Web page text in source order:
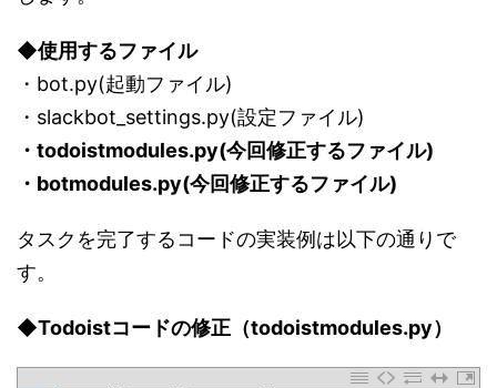
◆使用するファイル
・bot.py(起動ファイル)
・slackbot_settings.py(設定ファイル)
・todoistmodules.py(今回修正するファイル)
・botmodules.py(今回修正するファイル)
タスクを完了するコードの実装例は以下の通りで
す。
◆Todoistコードの修正（todoistmodules.py）